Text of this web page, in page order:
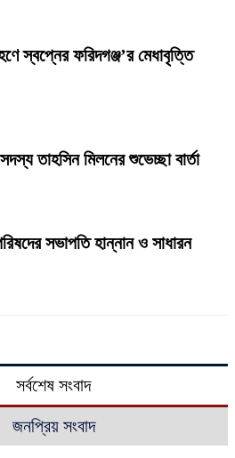
স্বপ্নের ফরিদগঞ্জ’র মেধাবৃত্তি
সদস্য তাহসিন মিলনের শুভেচ্ছা বার্তা
সভাপতি হান্নান ও সাধারন
সর্বশেষ সংবাদ
জনপ্রিয় সংবাদ